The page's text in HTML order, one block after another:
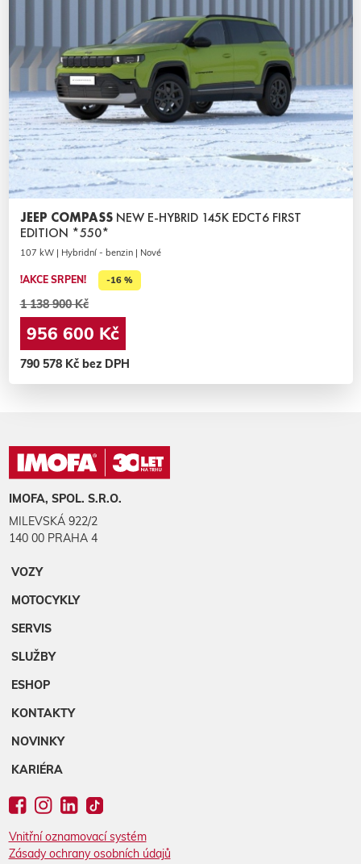
JEEP COMPASS NEW E-HYBRID 145K EDCT6 FIRST
EDITION *550*
107 kW | Hybridní - benzin | Nové
!AKCE SRPEN! -16 %
1 138 900 Kč
956 600 Kč
790 578 Kč bez DPH
IMOFA, SPOL. S.R.O.
MILEVSKÁ 922/2
140 00 PRAHA 4
VOZY
MOTOCYKLY
SERVIS
SLUŽBY
ESHOP
KONTAKTY
NOVINKY
KARIÉRA
Vnitřní oznamovací systém
Zásady ochrany osobních údajů